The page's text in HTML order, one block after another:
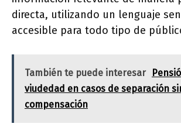
directa, utilizando un lenguaje
accesible para todo tipo de
También te puede interesar
viudedad en casos de separación
compensación